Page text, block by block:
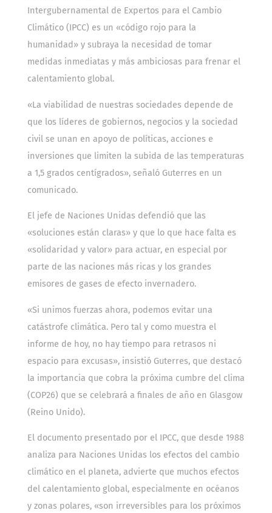
Intergubernamental de Expertos para el Cambio
Climático (IPCC) es un «código rojo para la
humanidad» y subraya la necesidad de tomar
medidas inmediatas y más ambiciosas para frenar el
calentamiento global.
«La viabilidad de nuestras sociedades depende de
que los líderes de gobiernos, negocios y la sociedad
civil se unan en apoyo de políticas, acciones e
inversiones que limiten la subida de las temperaturas
a 1,5 grados centígrados», señaló Guterres en un
comunicado.
El jefe de Naciones Unidas defendió que las
«soluciones están claras» y que lo que hace falta es
«solidaridad y valor» para actuar, en especial por
parte de las naciones más ricas y los grandes
emisores de gases de efecto invernadero.
«Si unimos fuerzas ahora, podemos evitar una
catástrofe climática. Pero tal y como muestra el
informe de hoy, no hay tiempo para retrasos ni
espacio para excusas», insistió Guterres, que destacó
la importancia que cobra la próxima cumbre del clima
(COP26) que se celebrará a finales de año en Glasgow
(Reino Unido).
El documento presentado por el IPCC, que desde 1988
analiza para Naciones Unidas los efectos del cambio
climático en el planeta, advierte que muchos efectos
del calentamiento global, especialmente en océanos
y zonas polares, «son irreversibles para los próximos